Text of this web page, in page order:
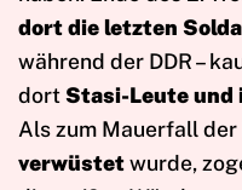
dort die letzten
während der DDR –
dortStasi-Leute und
Als zum Mauerfall der
verwüstetwurde,